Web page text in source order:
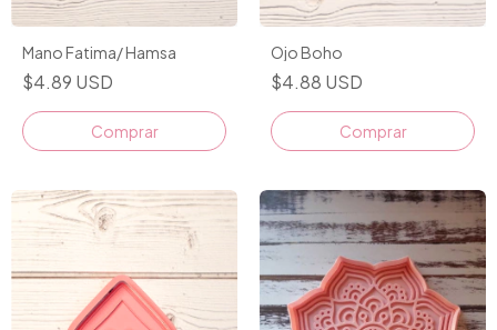
Mano Fatima/ Hamsa
$4.89 USD
Comprar
Ojo Boho
$4.88 USD
Comprar